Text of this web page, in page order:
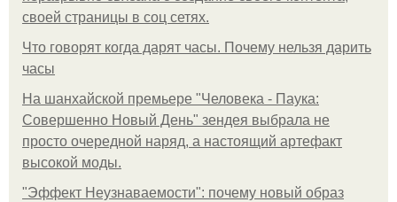
своей страницы в соц сетях.
Что говорят когда дарят часы. Почему нельзя дарить
часы
На шанхайской премьере "Человека - Паука:
Совершенно Новый День" зендея выбрала не
просто очередной наряд, а настоящий артефакт
высокой моды.
"Эффект Неузнаваемости": почему новый образ